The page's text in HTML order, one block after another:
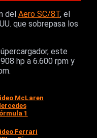
del Aero SC/8T, el
que sobrepasa los
este
hp a 6.600 rpm y
McLaren
1
Ferrari